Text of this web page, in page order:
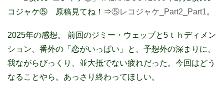
コジャケ⑤ 原稿見てね！⇒⑤レコジャケ_Part2_Part1。
2025年の感想。 前回のジミー・ウェッブと5ｔｈディメン
ション、番外の「恋がいっぱい」と、予想外の深まりに、
我ながらびっくり、並大抵でない疲れだった。今回はどう
なることやら。あっさり終わってほしい。